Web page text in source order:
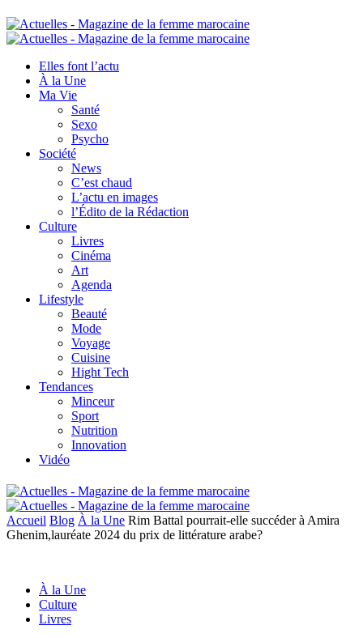
Elles font l’actu
À la Une
Ma Vie
Santé
Sexo
Psycho
Société
News
C’est chaud
L’actu en images
l’Édito de la Rédaction
Culture
Livres
Cinéma
Art
Agenda
Lifestyle
Beauté
Mode
Voyage
Cuisine
Hight Tech
Tendances
Minceur
Sport
Nutrition
Innovation
Vidéo
Accueil Blog À la Une Rim Battal pourrait-elle succéder à Amira
Ghenim,lauréate 2024 du prix de littérature arabe?
À la Une
Culture
Livres